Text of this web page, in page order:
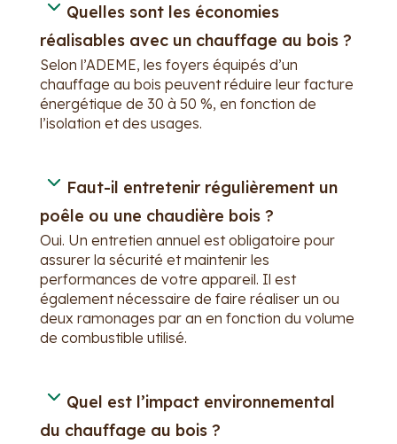
Quelles sont les économies
réalisables avec un chauffage au bois ?
Selon l’ADEME, les foyers équipés d’un
chauffage au bois peuvent réduire leur facture
énergétique de 30 à 50 %, en fonction de
l’isolation et des usages.
Faut-il entretenir régulièrement un
poêle ou une chaudière bois ?
Oui. Un entretien annuel est obligatoire pour
assurer la sécurité et maintenir les
performances de votre appareil. Il est
également nécessaire de faire réaliser un ou
deux ramonages par an en fonction du volume
de combustible utilisé.
Quel est l’impact environnemental
du chauffage au bois ?